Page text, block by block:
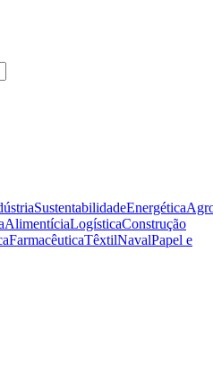
SustentabilidadeEnergética
AlimentíciaLogísticaConstrução
FarmacêuticaTêxtilNavalPapel e